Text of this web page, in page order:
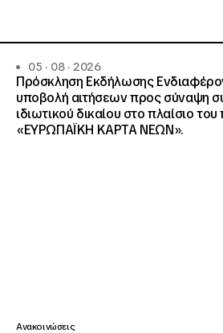
05 · 08 · 2026
Πρόσκληση Εκδήλωσης
υποβολή αιτήσεων προς σύναψη
ιδιωτικού δικαίου στο πλαίσιο
«ΕΥΡΩΠΑΪΚΗ ΚΑΡΤΑ ΝΕΩΝ».
Ανακοινώσεις